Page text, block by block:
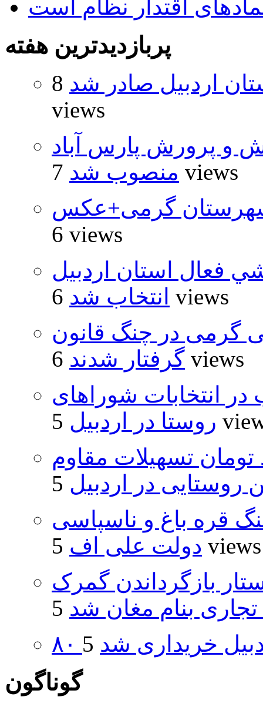
اقتدار نظام است
پربازدیدترین هفته
اردبیل صادر شد 8
views
و پرورش پارس آباد
منصوب شد 7 views
گرمی+عکس
6 views
فعال استان اردبيل
انتخاب شد 6 views
گرمی در چنگ قانون
گرفتار شدند 6 views
۵۰۰۰ داوطلب در انتخابات شوراهای
روستا در اردبیل 5
و ۴۸۰ میلیارد تومان تسهیلات مقاوم
در اردبیل
قره باغ و ناسپاسی
دولت علی اف 5 views
بازگرداندن گمرک
تجاری بنام مغان شد
خریداری شد
گوناگون